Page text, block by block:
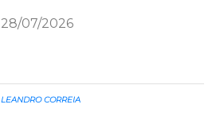
28/07/2026
LEANDRO CORREIA